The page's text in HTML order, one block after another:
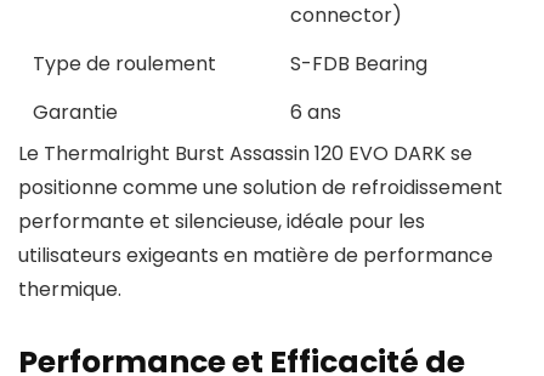
connector)
Type de roulement
S-FDB Bearing
Garantie
6 ans
Le Thermalright Burst Assassin 120 EVO DARK se
positionne comme une solution de refroidissement
performante et silencieuse, idéale pour les
utilisateurs exigeants en matière de performance
thermique.
Performance et Efficacité de